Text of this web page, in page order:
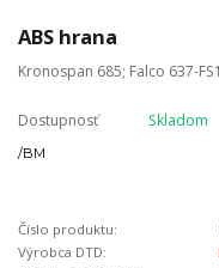
ABS hrana
Kronospan 685; Falco 637-
Dostupnosť Skladom
/BM
Číslo produktu:
Výrobca DTD: